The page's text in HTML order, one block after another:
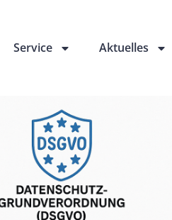
Service Aktuelles